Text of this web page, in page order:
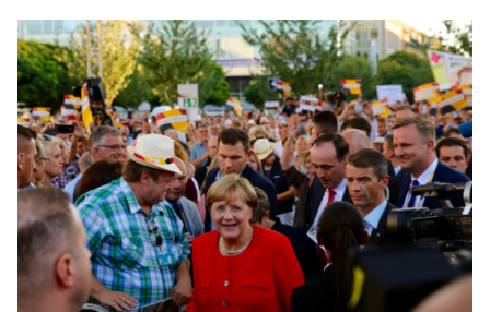
CDU Deutschland
CDU Fraktion im Brandenburger Landtag
CDU Brandenburg
CDU Potsdam